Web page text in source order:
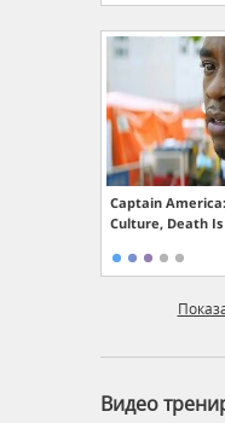
Captain
Culture, Death Is
Видео